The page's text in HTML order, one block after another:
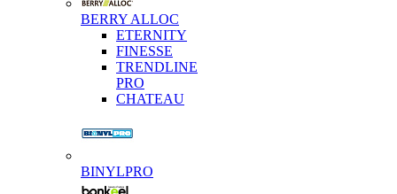
BERRY ALLOC
ETERNITY
FINESSE
TRENDLINE
PRO
CHATEAU
BINYLPRO